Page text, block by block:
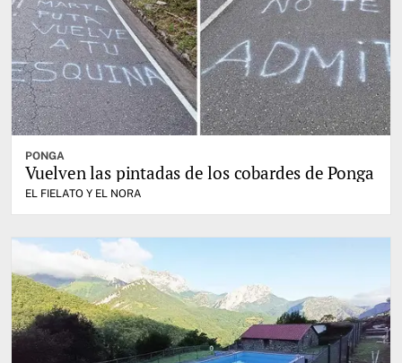
PONGA
Vuelven las pintadas de los cobardes de Ponga
EL FIELATO Y EL NORA